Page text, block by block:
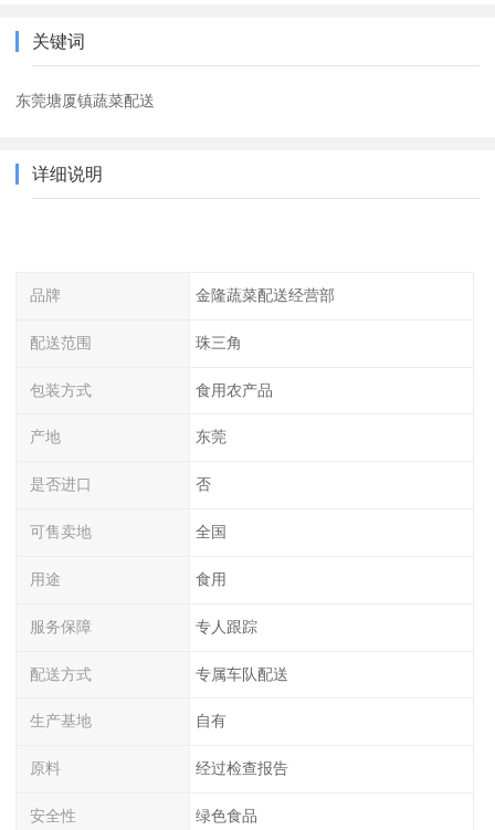
关键词
东莞塘厦镇蔬菜配送
详细说明
品牌 金隆蔬菜配送经营部
配送范围 珠三角
包装方式 食用农产品
产地 东莞
是否进口 否
可售卖地 全国
用途 食用
服务保障 专人跟踪
配送方式 专属车队配送
生产基地 自有
原料 经过检查报告
安全性 绿色食品